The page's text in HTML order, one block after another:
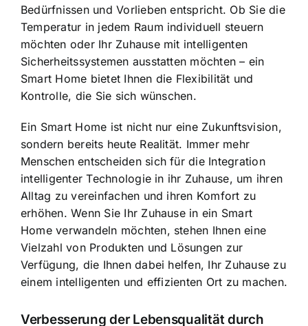
Bedürfnissen und Vorlieben entspricht. Ob Sie die
Temperatur in jedem Raum individuell steuern
möchten oder Ihr Zuhause mit intelligenten
Sicherheitssystemen ausstatten möchten – ein
Smart Home bietet Ihnen die Flexibilität und
Kontrolle, die Sie sich wünschen.
Ein Smart Home ist nicht nur eine Zukunftsvision,
sondern bereits heute Realität. Immer mehr
Menschen entscheiden sich für die Integration
intelligenter Technologie in ihr Zuhause, um ihren
Alltag zu vereinfachen und ihren Komfort zu
erhöhen. Wenn Sie Ihr Zuhause in ein Smart
Home verwandeln möchten, stehen Ihnen eine
Vielzahl von Produkten und Lösungen zur
Verfügung, die Ihnen dabei helfen, Ihr Zuhause zu
einem intelligenten und effizienten Ort zu machen.
Verbesserung der Lebensqualität durch